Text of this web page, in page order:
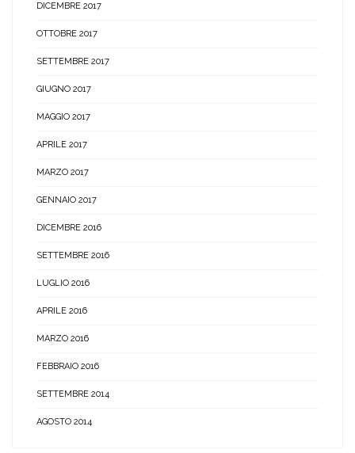
DICEMBRE 2017
OTTOBRE 2017
SETTEMBRE 2017
GIUGNO 2017
MAGGIO 2017
APRILE 2017
MARZO 2017
GENNAIO 2017
DICEMBRE 2016
SETTEMBRE 2016
LUGLIO 2016
APRILE 2016
MARZO 2016
FEBBRAIO 2016
SETTEMBRE 2014
AGOSTO 2014